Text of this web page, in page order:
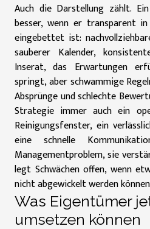
Auch die Darstellung zählt.
besser, wenn er transparent
eingebettet ist:
sauberer Kalender,
Inserat, das Erwartungen
springt, aber schwammige
Absprünge und schlechte
Strategie immer auch ein
Reinigungsfenster, ein
eine schnelle
Managementproblem, sie
legt Schwächen offen, wenn
nicht abgewickelt werden
Was Eigentümer
umsetzen können